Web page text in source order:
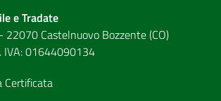
e Tradate
22070 Castelnuovo Bozzente (CO)
IVA: 01644090134
Certificata